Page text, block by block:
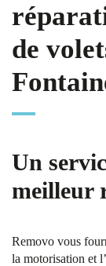
de
Un
meilleur
Removo vous
la motorisation et